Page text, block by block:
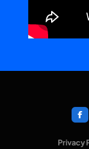
Privacy